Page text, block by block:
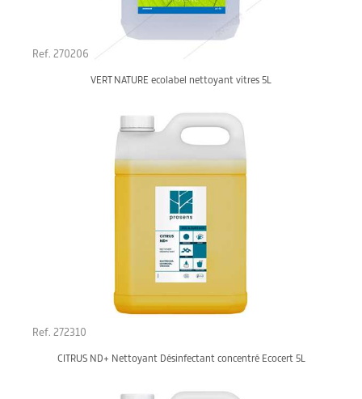
Ref. 270206
VERT NATURE ecolabel nettoyant vitres 5L
Ref. 272310
CITRUS ND+ Nettoyant Désinfectant concentré Ecocert 5L